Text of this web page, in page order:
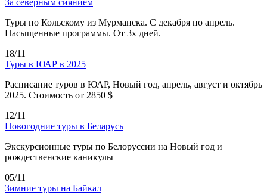
Туры по Кольскому из Мурманска. С декабря по апрель.
Насыщенные программы. От 3х дней.
18/11
Туры в ЮАР в 2025
Расписание туров в ЮАР, Новый год, апрель, август и октябрь
2025. Стоимость от 2850 $
12/11
Новогодние туры в Беларусь
Экскурсионные туры по Белоруссии на Новый год и
рождественские каникулы
05/11
Зимние туры на Байкал